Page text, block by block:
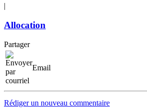
|
Allocation
Partager
Email
Rédiger un nouveau commentaire